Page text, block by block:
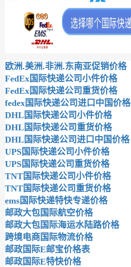
欧洲.美洲.非洲.东南亚促销价格
FedEx国际快递公司小件价格
FedEx国际快递公司重货价格
fedex国际快递公司进口中国价格
DHL国际快递公司小件价格
DHL国际快递公司重货价格
DHL国际快递公司进口中国价格
UPS国际快递公司小件价格
UPS国际快递公司重货价格
TNT国际快递公司小件价格
TNT国际快递公司重货价格
ems国际快递特快专递价格
邮政大包国际航空价格
邮政大包国际海运水陆路价格
跨境电商国际物流价格
邮政国际E邮宝价格表
邮政国际E特快价格